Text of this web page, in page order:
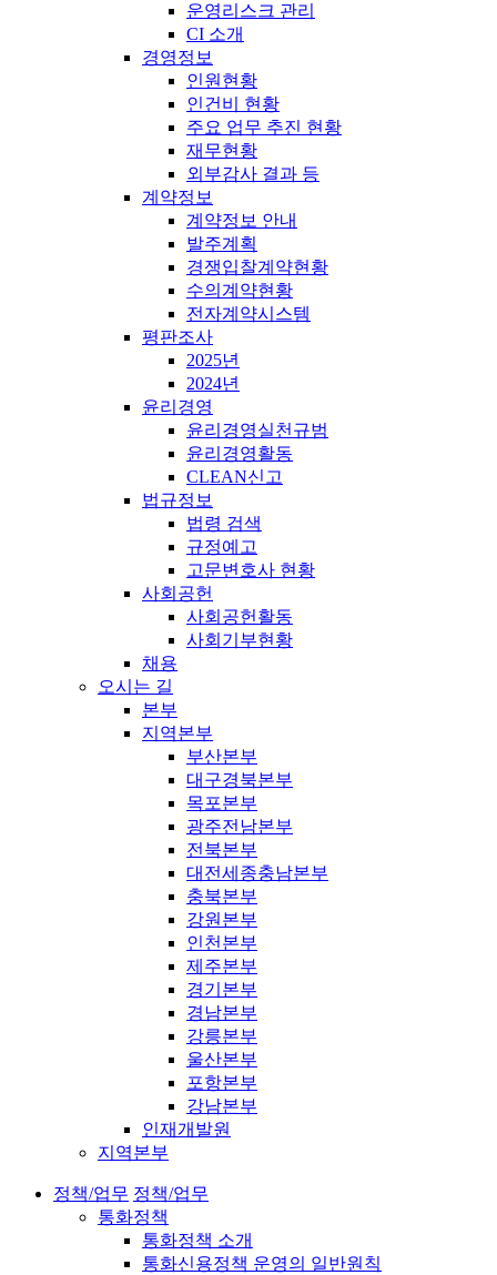
운영리스크 관리
CI 소개
경영정보
인원현황
인건비 현황
주요 업무 추진 현황
재무현황
외부감사 결과 등
계약정보
계약정보 안내
발주계획
경쟁입찰계약현황
수의계약현황
전자계약시스템
평판조사
2025년
2024년
윤리경영
윤리경영실천규범
윤리경영활동
CLEAN신고
법규정보
법령 검색
규정예고
고문변호사 현황
사회공헌
사회공헌활동
사회기부현황
채용
오시는 길
본부
지역본부
부산본부
대구경북본부
목포본부
광주전남본부
전북본부
대전세종충남본부
충북본부
강원본부
인천본부
제주본부
경기본부
경남본부
강릉본부
울산본부
포항본부
강남본부
인재개발원
지역본부
정책/업무 정책/업무
통화정책
통화정책 소개
통화신용정책 운영의 일반원칙